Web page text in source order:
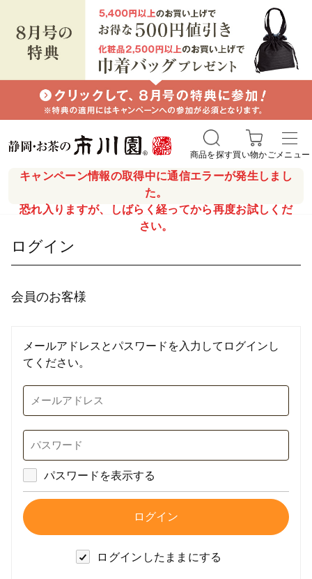
キャンペーン情報の取得中に通信エラーが発生しまし
た。
恐れ入りますが、しばらく経ってから再度お試しくだ
さい。
商品を探す買い物かごメニュー
ログイン
会員のお客様
メールアドレスとパスワードを入力してログインし
てください。
パスワードを表示する
ログインしたままにする